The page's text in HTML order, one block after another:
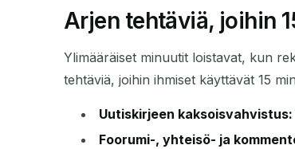
Arjen tehtäviä, joihin
Ylimääräiset minuutit loistavat, kun
tehtäviä, joihin ihmiset käyttävät 15
Uutiskirjeen kaksoisvahvistus:
Foorumi-, yhteisö- ja